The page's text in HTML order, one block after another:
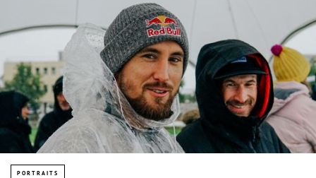
PORTRAITS